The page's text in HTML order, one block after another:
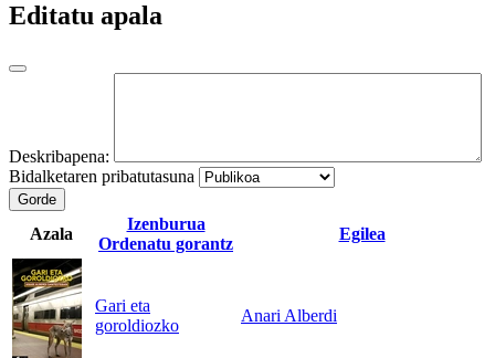
Editatu apala
Deskribapena:
Bidalketaren pribatutasuna
Gorde
Azala
Izenburua
Ordenatu gorantz
Egilea
Gari eta
goroldiozko
Anari Alberdi